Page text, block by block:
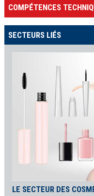
COMPÉTENCES
SECTEURS LIÉS
LE SECTEUR DES